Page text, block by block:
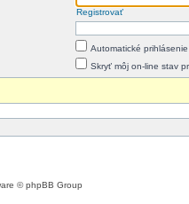
Registrovať
Automatické
Skryť môj on-line stav
© phpBB Group